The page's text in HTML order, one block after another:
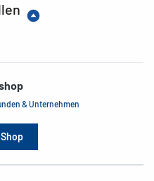
& Unternehmen